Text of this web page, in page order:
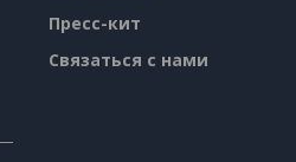
Пресс-кит
Связаться с нами